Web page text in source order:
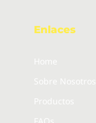
Enlaces
Home
Sobre Nosotros
Productos